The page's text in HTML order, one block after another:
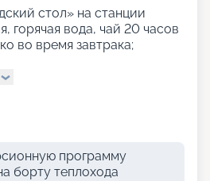
стол» на станции
горячая вода, чай 20 часов
во время завтрака;
программу
борту теплохода